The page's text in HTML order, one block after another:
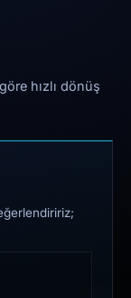
hızlı dönüş